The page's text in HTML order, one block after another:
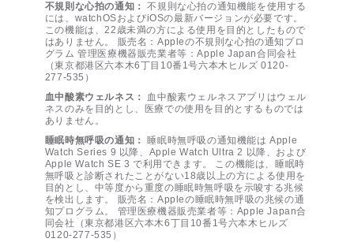
不規則な心拍の通知： 不規則な心拍の通知機能を使用する
には、watchOSおよびiOSの最新バージョンが必要です。
この機能は、22歳未満の方による使用を目的としたもので
はありません。 販売名：Appleの不規則な心拍の通知プロ
グラム 管理医療機器販売業者等：Apple Japan合同会社
（東京都港区六本木6丁目10番1号六本木ヒルズ 0120-
277-535）
血中酸素ウェルネス：
血中酸素ウェルネスアプリはウェル
ネスのみを目的とし、医療での使用を目的とするものでは
ありません。
睡眠時無呼吸の通知：
睡眠時無呼吸の通知機能は Apple
Watch Series 9 以降、Apple Watch Ultra 2 以降、および
Apple Watch SE 3 で利用できます。 この機能は、睡眠時
無呼吸と診断されたことがない18歳以上の方による使用を
目的とし、中等度から重度の睡眠時無呼吸を示唆する兆候
を検出します。 販売名：Appleの睡眠時無呼吸の兆候の通
知プログラム。 管理医療機器販売業者等：Apple Japan合
同会社（東京都港区六本木6丁目10番1号六本木ヒルズ
0120-277-535）